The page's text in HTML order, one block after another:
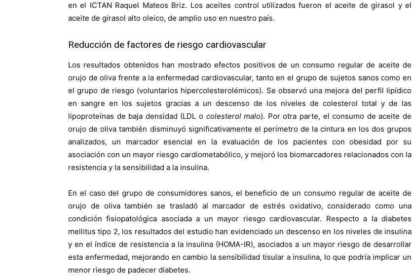
en el ICTAN Raquel Mateos Briz. Los aceites control utilizados fueron el aceite de girasol y el
aceite de girasol alto oleico, de amplio uso en nuestro país.
Reducción de factores de riesgo cardiovascular
Los resultados obtenidos han mostrado efectos positivos de un consumo regular de aceite de
orujo de oliva frente a la enfermedad cardiovascular, tanto en el grupo de sujetos sanos como en
el grupo de riesgo (voluntarios hipercolesterolémicos). Se observó una mejora del perfil lipídico
en sangre en los sujetos gracias a un descenso de los niveles de colesterol total y de las
lipoproteínas de baja densidad (LDL o colesterol malo). Por otra parte, el consumo de aceite de
orujo de oliva también disminuyó significativamente el perímetro de la cintura en los dos grupos
analizados, un marcador esencial en la evaluación de los pacientes con obesidad por su
asociación con un mayor riesgo cardiometabólico, y mejoró los biomarcadores relacionados con la
resistencia y la sensibilidad a la insulina.
En el caso del grupo de consumidores sanos, el beneficio de un consumo regular de aceite de
orujo de oliva también se trasladó al marcador de estrés oxidativo, considerado como una
condición fisiopatológica asociada a un mayor riesgo cardiovascular. Respecto a la diabetes
mellitus tipo 2, los resultados del estudio han evidenciado un descenso en los niveles de insulina
y en el índice de resistencia a la insulina (HOMA-IR), asociados a un mayor riesgo de desarrollar
esta enfermedad, mejorando en cambio la sensibilidad tisular a insulina, lo que podría implicar un
menor riesgo de padecer diabetes.